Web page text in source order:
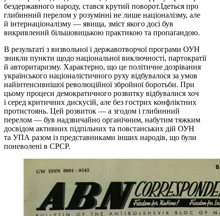
бездержавного народу, стався крутий поворот.Ідеться про
глибинний перелом у розумінні не лише націоналізму, але
й інтернаціоналізму — явища, зміст якого досі був
викривлений більшовицькою практикою та пропаґандою.
В результаті з визвольної і державотворчої програми ОУН
зникли пункти щодо національної виключності, партократії
й авторитаризму. Характерно, що це політичне дозрівання
українського націоналістичного руху відбувалося за умов
найінтенсивнішої революційної збройної боротьби. При
цьому процеси демократичного розвитку відбувалися хоч
і серед критичних дискусій, але без гострих конфліктних
протистоянь. Цей розвиток — а згодом і глибинний
перелом — був надзвичайно органічним, набутим тяжким
досвідом активних підпільних та повстанських дій ОУН
та УПА разом із представниками інших народів, що були
поневолені в СРСР.